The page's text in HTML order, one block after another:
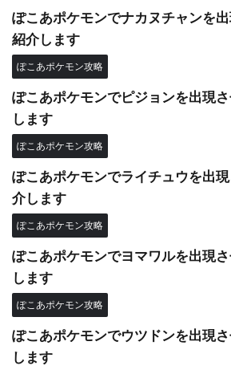
ぽこあポケモンでナカヌチャンを
紹介します
ぽこあポケモン攻略
ぽこあポケモンでピジョンを出現
します
ぽこあポケモン攻略
ぽこあポケモンでライチュウを出
介します
ぽこあポケモン攻略
ぽこあポケモンでヨマワルを出現
します
ぽこあポケモン攻略
ぽこあポケモンでウツドンを出現
します